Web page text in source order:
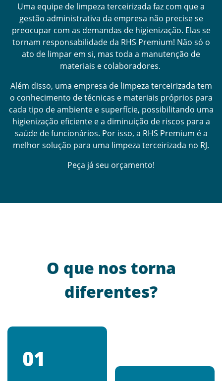
Uma equipe de limpeza terceirizada faz com que a
gestão administrativa da empresa não precise se
preocupar com as demandas de higienização. Elas se
tornam responsabilidade da RHS Premium! Não só o
ato de limpar em si, mas toda a manutenção de
materiais e colaboradores.
Além disso, uma empresa de limpeza terceirizada tem
o conhecimento de técnicas e materiais próprios para
cada tipo de ambiente e superfície, possibilitando uma
higienização eficiente e a diminuição de riscos para a
saúde de funcionários. Por isso, a RHS Premium é a
melhor solução para uma limpeza terceirizada no RJ.
Peça já seu orçamento!
O que nos torna
diferentes?
01